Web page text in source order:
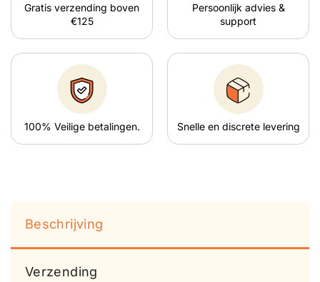
Gratis verzending boven
€125
Persoonlijk advies &
support
100% Veilige betalingen. Snelle en discrete levering
Beschrijving
Verzending